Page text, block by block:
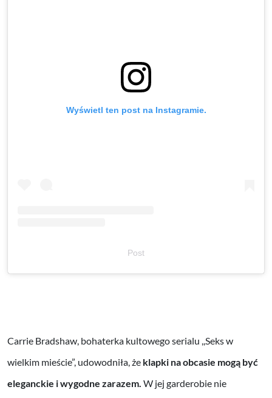
Wyświetl ten post na Instagramie.
Post
Carrie Bradshaw, bohaterka kultowego serialu ,,Seks w
wielkim mieście”, udowodniła, że klapki na obcasie mogą być
eleganckie i wygodne zarazem. W jej garderobie nie